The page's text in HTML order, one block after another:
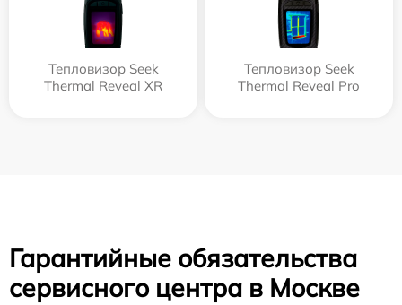
Тепловизор Seek
Thermal Reveal XR
Тепловизор Seek
Thermal Reveal Pro
Гарантийные обязательства
сервисного центра в Москве